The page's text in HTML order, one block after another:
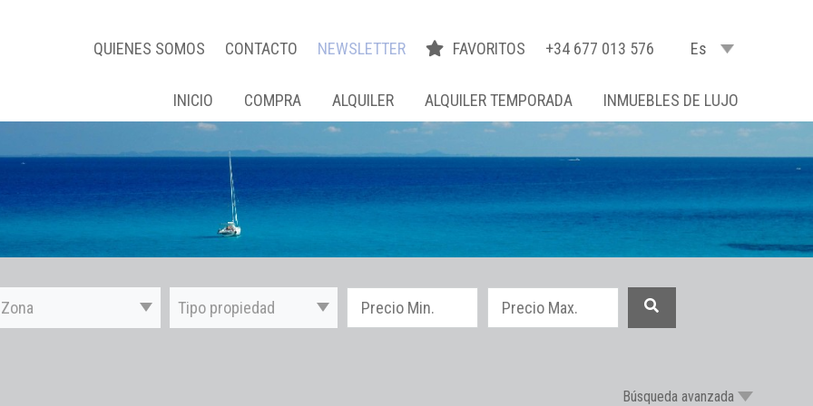
QUIENES SOMOS CONTACTO NEWSLETTER FAVORITOS +34 677 013 576 Es
INICIO COMPRA ALQUILER ALQUILER TEMPORADA INMUEBLES DE LUJO
Zona Tipo propiedad
Búsqueda avanzada